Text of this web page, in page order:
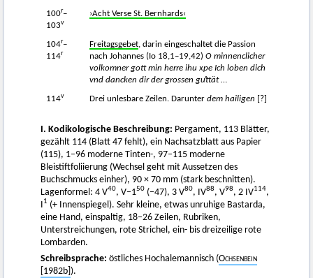
100r–
103v
›Acht Verse St. Bernhards‹
104r–
114r
Freitagsgebet, darin eingeschaltet die Passion
nach Johannes (Io 18,1–19,42) O minnenclicher
volkomner gott min herre ihu xpe Ich loben dich
vnd dancken dir der grossen guͦttät…
114v Drei unlesbare Zeilen. Darunter dem hailigen [?]
I. Kodikologische Beschreibung: Pergament, 113 Blätter,
gezählt 114 (Blatt 47 fehlt), ein Nachsatzblatt aus Papier
(115), 1–96 moderne Tinten-, 97–115 moderne
Bleistiftfoliierung (Wechsel geht mit Aussetzen des
Buchschmucks einher), 90 × 70 mm (stark beschnitten).
Lagenformel: 4 V40, V–150 (–47), 3 V80, IV88, V98, 2 IV114,
I1 (+ Innenspiegel). Sehr kleine, etwas unruhige Bastarda,
eine Hand, einspaltig, 18–26 Zeilen, Rubriken,
Unterstreichungen, rote Strichel, ein- bis dreizeilige rote
Lombarden.
Schreibsprache: östliches Hochalemannisch (Ochsenbein
[1982b] ).